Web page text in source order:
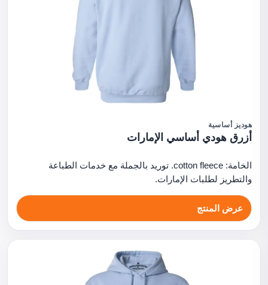
هوديز أساسية
أزرق هودي أساسي الإمارات
الخامة: cotton fleece. توريد بالجملة مع خدمات الطباعة
والتطريز لطلبات الإمارات.
عرض المنتج